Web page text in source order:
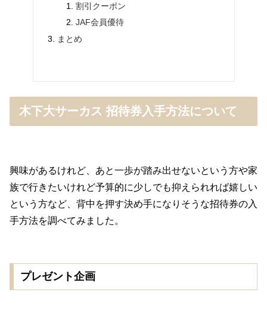
割引クーポン
JAF会員優待
まとめ
木下大サーカス 招待券入手方法について
興味があるけれど、あと一歩が踏み出せないという方や家
族で行きたいけれど予算的に少しでも抑えられれば嬉しい
という方など、背中を押す決め手になりそうな招待券の入
手方法を調べてみました。
プレゼント企画